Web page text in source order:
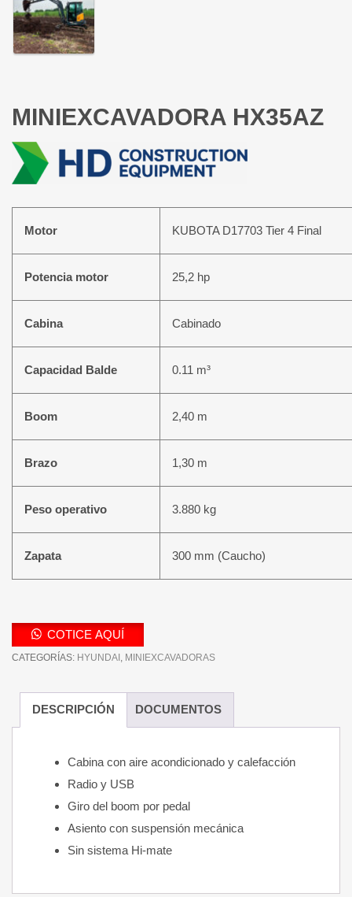
MINIEXCAVADORA HX35AZ
Motor KUBOTA D17703 Tier 4 Final
Potencia motor 25,2 hp
Cabina Cabinado
Capacidad Balde 0.11 m³
Boom 2,40 m
Brazo 1,30 m
Peso operativo 3.880 kg
Zapata 300 mm (Caucho)
COTICE AQUÍ
CATEGORÍAS: HYUNDAI MINIEXCAVADORAS
DESCRIPCIÓN DOCUMENTOS
Cabina con aire acondicionado y calefacción
Radio y USB
Giro del boom por pedal
Asiento con suspensión mecánica
Sin sistema Hi-mate